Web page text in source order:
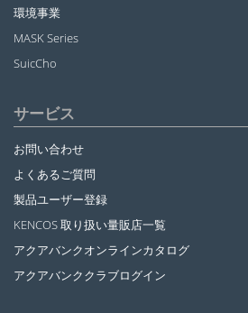
環境事業
MASK Series
SuicCho
サービス
お問い合わせ
よくあるご質問
製品ユーザー登録
KENCOS 取り扱い量販店一覧
アクアバンクオンラインカタログ
アクアバンククラブログイン